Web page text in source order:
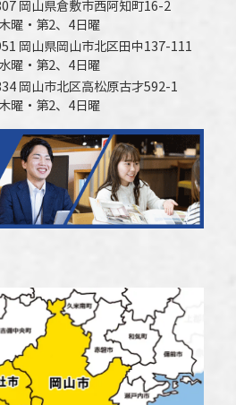
岡山県倉敷市西阿知町16-2
曜・第2、4日曜
岡山県岡山市北区田中137-111
曜・第2、4日曜
岡山市北区高松原古才592-1
曜・第2、4日曜